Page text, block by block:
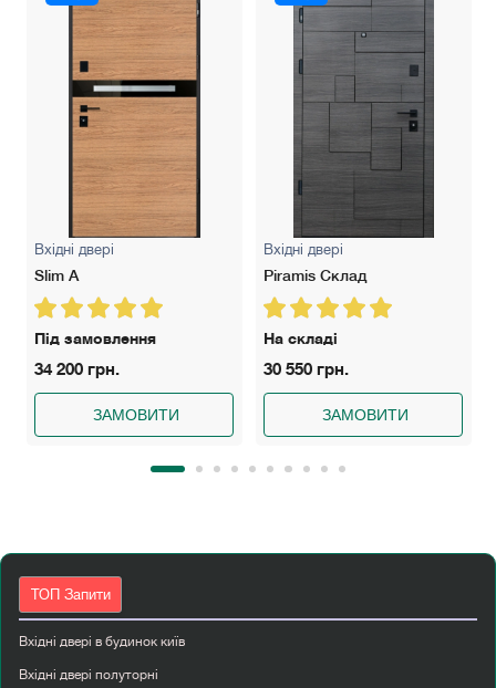
Вхідні двері
Slim A
Під замовлення
34 200 грн.
ЗАМОВИТИ
Вхідні двері
Piramis Склад
На складі
30 550 грн.
ЗАМОВИТИ
ТОП Запити
Вхідні двері в будинок київ
Вхідні двері полуторні